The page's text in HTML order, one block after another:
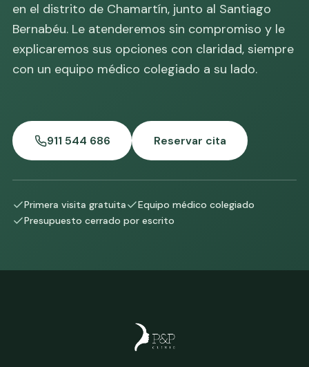
en el distrito de Chamartín, junto al Santiago
Bernabéu. Le atenderemos sin compromiso y le
explicaremos sus opciones con claridad, siempre
con un equipo médico colegiado a su lado.
911 544 686 Reservar cita
Primera visita gratuita
Equipo médico colegiado
Presupuesto cerrado por escrito